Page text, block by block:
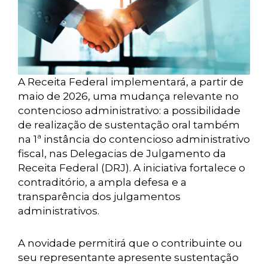
A Receita Federal implementará, a partir de
maio de 2026, uma mudança relevante no
contencioso administrativo: a possibilidade
de realização de sustentação oral também
na 1ª instância do contencioso administrativo
fiscal, nas Delegacias de Julgamento da
Receita Federal (DRJ). A iniciativa fortalece o
contraditório, a ampla defesa e a
transparência dos julgamentos
administrativos.
A novidade permitirá que o contribuinte ou
seu representante apresente sustentação